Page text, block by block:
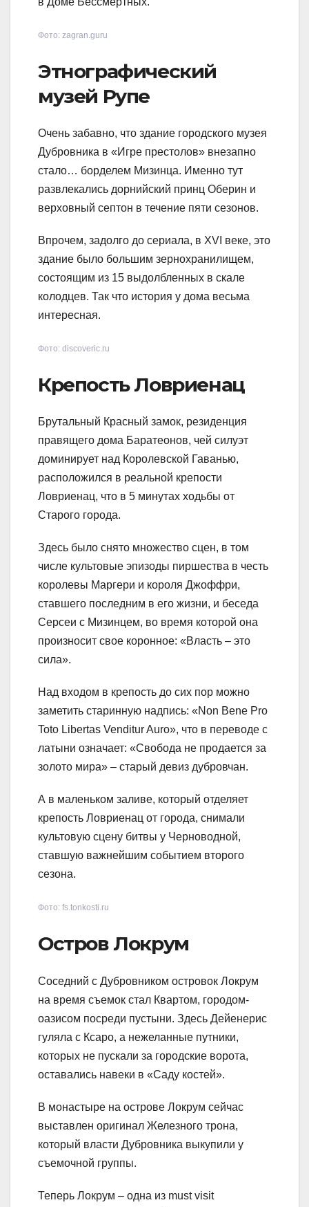
Фото: zagran.guru
Этнографический
музей Рупе
Очень забавно, что здание городского музея
Дубровника в «Игре престолов» внезапно
стало… борделем Мизинца. Именно тут
развлекались дорнийский принц Оберин и
верховный септон в течение пяти сезонов.
Впрочем, задолго до сериала, в XVI веке, это
здание было большим зернохранилищем,
состоящим из 15 выдолбленных в скале
колодцев. Так что история у дома весьма
интересная.
Фото: discoveric.ru
Крепость Ловриенац
Брутальный Красный замок, резиденция
правящего дома Баратеонов, чей силуэт
доминирует над Королевской Гаванью,
расположился в реальной крепости
Ловриенац, что в 5 минутах ходьбы от
Старого города.
Здесь было снято множество сцен, в том
числе культовые эпизоды пиршества в честь
королевы Маргери и короля Джоффри,
ставшего последним в его жизни, и беседа
Серсеи с Мизинцем, во время которой она
произносит свое коронное: «Власть – это
сила».
Над входом в крепость до сих пор можно
заметить старинную надпись: «Non Bene Pro
Toto Libertas Venditur Auro», что в переводе с
латыни означает: «Свобода не продается за
золото мира» – старый девиз дубровчан.
А в маленьком заливе, который отделяет
крепость Ловриенац от города, снимали
культовую сцену битвы у Черноводной,
ставшую важнейшим событием второго
сезона.
Фото: fs.tonkosti.ru
Остров Локрум
Соседний с Дубровником островок Локрум
на время съемок стал Квартом, городом-
оазисом посреди пустыни. Здесь Дейенерис
гуляла с Ксаро, а нежеланные путники,
которых не пускали за городские ворота,
оставались навеки в «Саду костей».
В монастыре на острове Локрум сейчас
выставлен оригинал Железного трона,
который власти Дубровника выкупили у
съемочной группы.
Теперь Локрум – одна из must visit